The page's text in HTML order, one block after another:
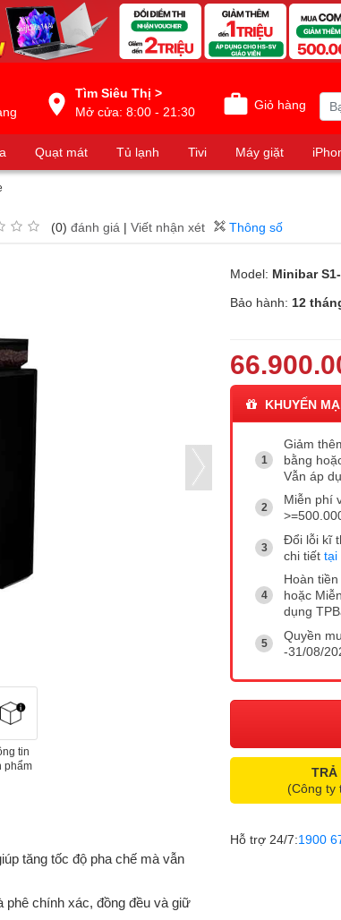
Tìm Siêu Thị >
Mở cửa: 8:00 - 21:30
Giỏ hàng
Quạt mát Tủ lạnh Tivi Máy giặt
(0) đánh giá | Viết nhận xét Thông số
tin
phẩm
tăng tốc độ pha chế mà vẫn
chính xác, đồng đều và giữ
Model: Minibar
Bảo hành: 12
KHUYẾN
Giảm
bằng
Vẫn áp
Miễn phí
Đổi lỗi kĩ
chi tiết tại
Hoàn
hoặc
dụng
Quyền
-31/08/
TRẢ
(Công ty
Hỗ trợ 24/7:1900